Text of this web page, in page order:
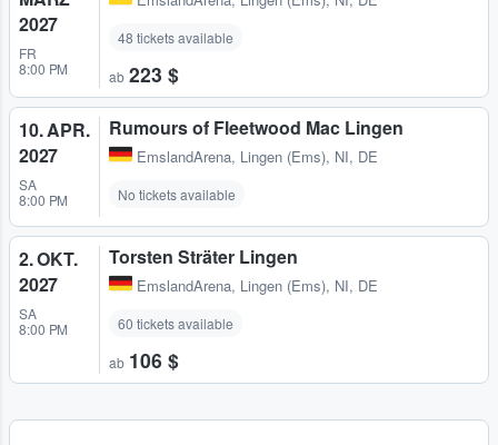
2027
FR
8:00 PM
48 tickets available
ab 223 $
10. APR.
2027
SA
8:00 PM
Rumours of Fleetwood Mac Lingen
EmslandArena, Lingen (Ems), NI, DE
No tickets available
2. OKT.
2027
SA
8:00 PM
Torsten Sträter Lingen
EmslandArena, Lingen (Ems), NI, DE
60 tickets available
ab 106 $